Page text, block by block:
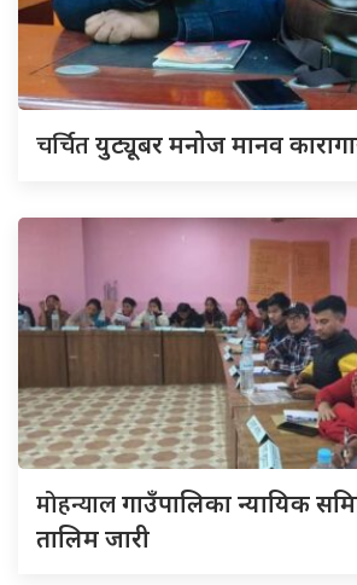
चर्चितयुट्यूबर मनोज मानव
मोहन्यालगाउँपालिका न्यायिक
तालिम जारी